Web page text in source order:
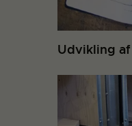
Udvikling